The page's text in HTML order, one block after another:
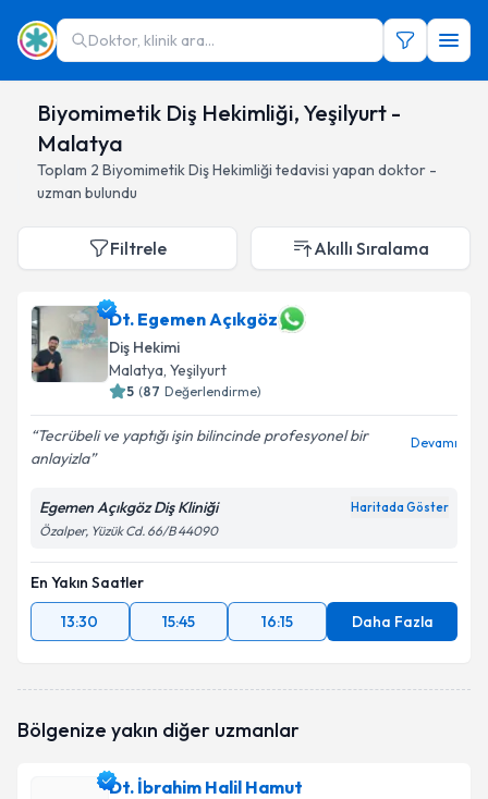
Doktor, klinik ara...
Biyomimetik Diş Hekimliği, Yeşilyurt -
Malatya
Toplam 2 Biyomimetik Diş Hekimliği tedavisi yapan doktor -
uzman bulundu
Filtrele Akıllı Sıralama
Dt. Egemen Açıkgöz
Diş Hekimi
Malatya, Yeşilyurt
5 (87 Değerlendirme)
Tecrübeli ve yaptığı işin bilincinde profesyonel bir
anlayizla
Devamı
Egemen Açıkgöz Diş Kliniği Haritada Göster
Özalper, Yüzük Cd. 66/B 44090
En Yakın Saatler
13:30
15:45 16:15 Daha Fazla
Bölgenize yakın diğer uzmanlar
Dt. İbrahim Halil Hamut